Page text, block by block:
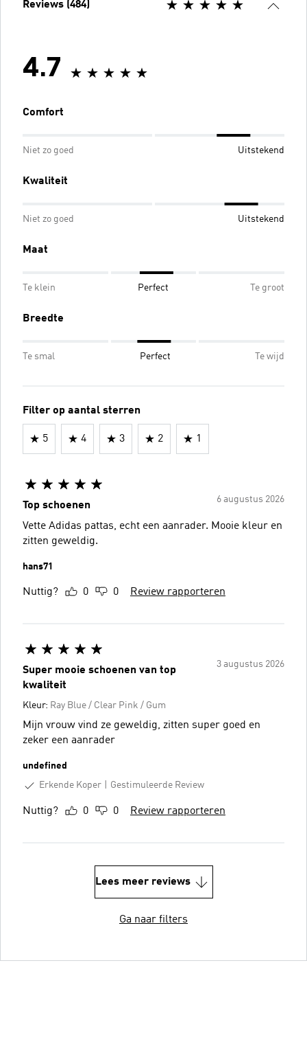
Reviews (484)
4.7
Comfort
Niet zo goed Uitstekend
Kwaliteit
Niet zo goed Uitstekend
Maat
Te klein Perfect Te groot
Breedte
Te smal Perfect Te wijd
Filter op aantal sterren
5 4 3 2 1
6 augustus 2026
Top schoenen
Vette Adidas pattas, echt een aanrader. Mooie kleur en
zitten geweldig.
hans71
Nuttig? 0 0 Review rapporteren
3 augustus 2026
Super mooie schoenen van top
kwaliteit
Kleur: Ray Blue / Clear Pink / Gum
Mijn vrouw vind ze geweldig, zitten super goed en
zeker een aanrader
undefined
Erkende Koper
Gestimuleerde Review
Nuttig? 0 0 Review rapporteren
Lees meer reviews
Ga naar filters